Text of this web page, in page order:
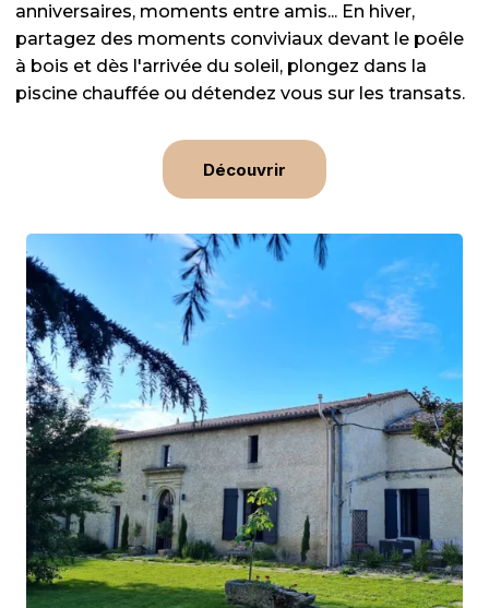
anniversaires, moments entre amis... En hiver,
partagez des moments conviviaux devant le poêle
à bois et dès l'arrivée du soleil, plongez dans la
piscine chauffée ou détendez vous sur les transats.
Découvrir